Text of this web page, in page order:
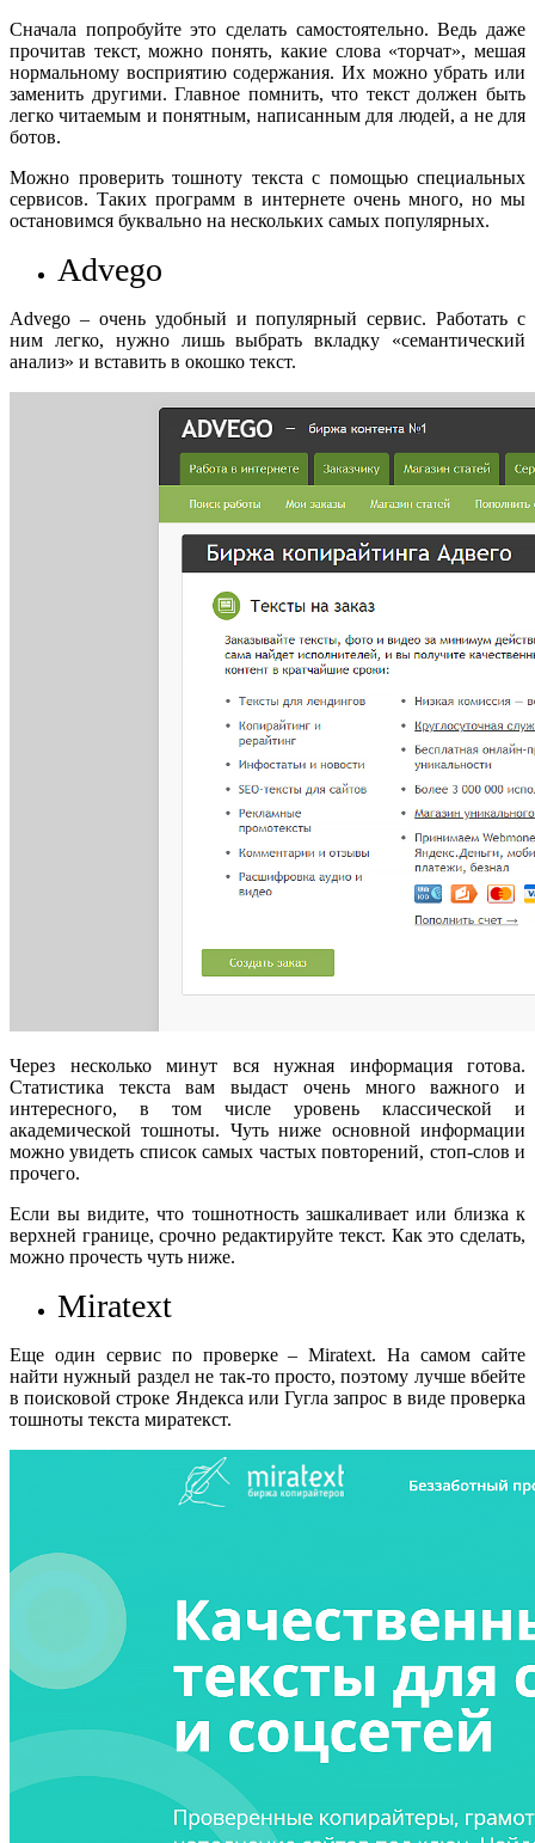
Сначала попробуйте это сделать самостоятельно. Ведь даже
прочитав текст, можно понять, какие слова «торчат», мешая
нормальному восприятию содержания. Их можно убрать или
заменить другими. Главное помнить, что текст должен быть
легко читаемым и понятным, написанным для людей, а не для
ботов.
Можно проверить тошноту текста с помощью специальных
сервисов. Таких программ в интернете очень много, но мы
остановимся буквально на нескольких самых популярных.
Advego
Advego – очень удобный и популярный сервис. Работать с
ним легко, нужно лишь выбрать вкладку «семантический
анализ» и вставить в окошко текст.
Через несколько минут вся нужная информация готова.
Статистика текста вам выдаст очень много важного и
интересного, в том числе уровень классической и
академической тошноты. Чуть ниже основной информации
можно увидеть список самых частых повторений, стоп-слов и
прочего.
Если вы видите, что тошнотность зашкаливает или близка к
верхней границе, срочно редактируйте текст. Как это сделать,
можно прочесть чуть ниже.
Miratext
Еще один сервис по проверке – Miratext. На самом сайте
найти нужный раздел не так-то просто, поэтому лучше вбейте
в поисковой строке Яндекса или Гугла запрос в виде проверка
тошноты текста миратекст.